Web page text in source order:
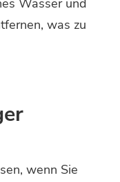
Wasser und
was zu
wenn Sie